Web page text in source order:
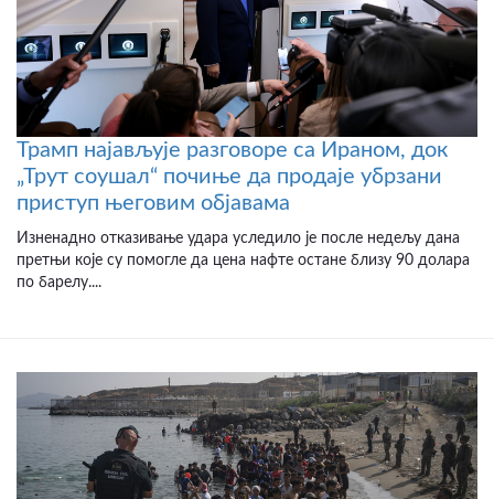
Трамп најављује разговоре са Ираном, док
„Трут соушал“ почиње да продаје убрзани
приступ његовим објавама
Изненадно отказивање удара уследило је после недељу дана
претњи које су помогле да цена нафте остане близу 90 долара
по барелу....